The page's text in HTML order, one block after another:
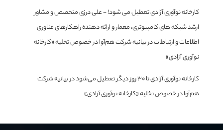
کارخانه نوآوری آزادی تعطیل می شود! - علی درزی متخصص و مشاور
ارشد شبکه های کامپیوتری، معمار و ارائه دهنده راهکارهای فناوری
اطلاعات و ارتباطاتدربیانیه شرکت هم‌آوا در خصوص تخلیه «کارخانه
نوآوری آزادی»
کارخانه نوآوری آزادی تا ۳۰ روز دیگر تعطیل می‌شود دربیانیه شرکت
هم‌آوا در خصوص تخلیه «کارخانه نوآوری آزادی»